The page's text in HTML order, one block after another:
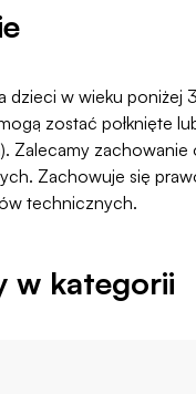
dzieci w wieku poniżej
zostać połknięte
Zalecamy
Zachowuje się
technicznych.
w kategorii